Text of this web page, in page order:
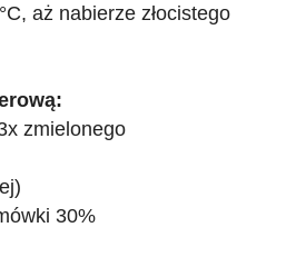
aż nabierze złocistego
zmielonego
30%